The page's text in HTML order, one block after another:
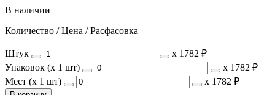
В наличии
Количество / Цена / Расфасовка
Штук х 1782 ₽
Упаковок (x 1 шт)
х 1782 ₽
Мест (x 1 шт)
х 1782 ₽